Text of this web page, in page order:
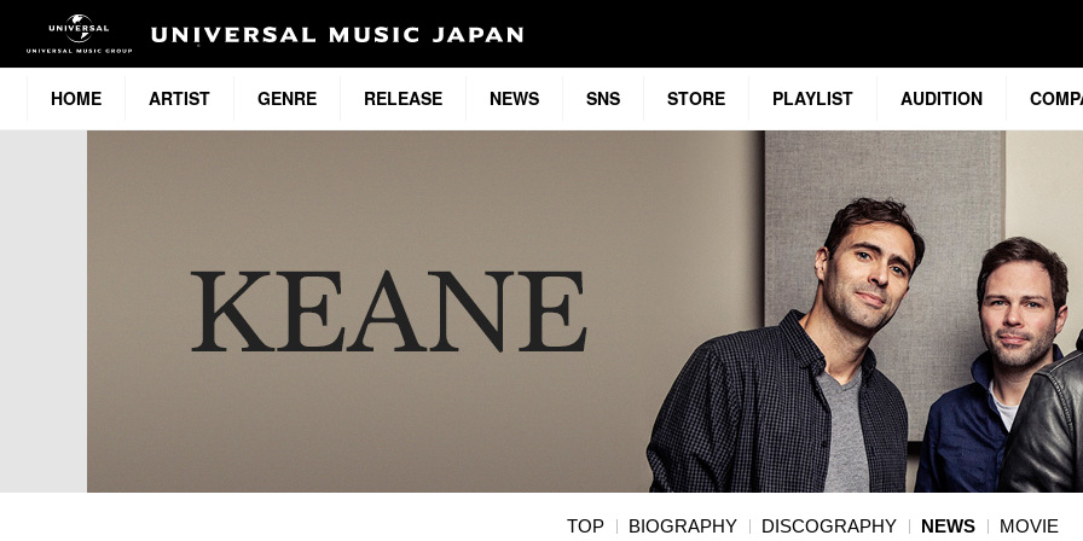
HOME ARTIST GENRE RELEASE NEWS SNS STORE PLAYLIST AUDITION
TOP BIOGRAPHY DISCOGRAPHY NEWS MOVIE